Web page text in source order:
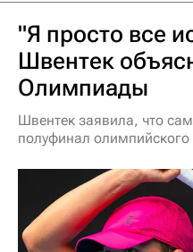
"Я просто все
Швентек
Олимпиады
Швентек заявила, что
полуфинал олимпийского